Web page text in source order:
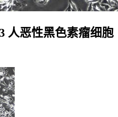
人恶性黑色素瘤细胞